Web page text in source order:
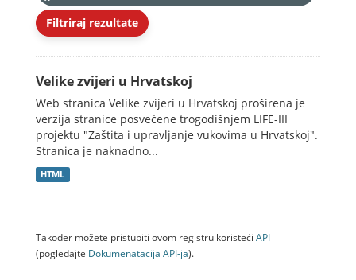
Filtriraj rezultate
Velike zvijeri u Hrvatskoj
Web stranica Velike zvijeri u Hrvatskoj proširena je
verzija stranice posvećene trogodišnjem LIFE-III
projektu "Zaštita i upravljanje vukovima u Hrvatskoj".
Stranica je naknadno...
HTML
Također možete pristupiti ovom registru koristeći API
(pogledajte Dokumenаtаcijа API-jа).